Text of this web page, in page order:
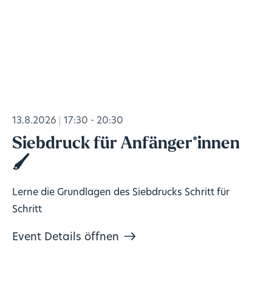
13.8.2026 17:30 - 20:30
Siebdruck für Anfänger*innen
🖌️
Lerne die Grundlagen des Siebdrucks Schritt für
Schritt
Event Details öffnen